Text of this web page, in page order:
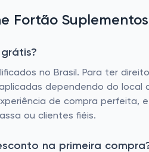
Fortão Suplementos
no Brasil. Para ter
dependendo do
de compra
ou clientes fiéis.
na primeira